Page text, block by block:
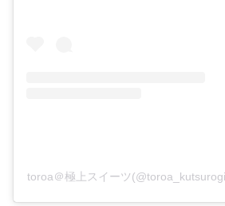
toroa＠極上スイーツ